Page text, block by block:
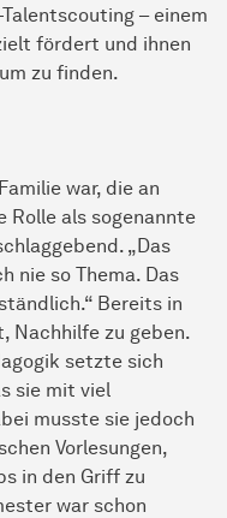
– einem
fördert und ihnen
zu finden.
war, die an
als sogenannte
„Das
nie so Thema. Das
Bereits in
Nachhilfe zu geben.
setzte sich
sie mit viel
musste sie jedoch
Vorlesungen,
in den Griff zu
war schon